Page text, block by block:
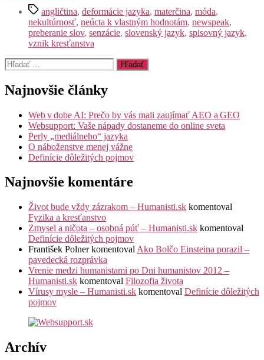
jazyka“
Značkyangličtina, deformácie jazyka, materčina, móda,
nekultúrnosť, neúcta k vlastným hodnotám, newspeak,
preberanie slov, senzácie, slovenský jazyk, spisovný jazyk,
vznik kresťanstva
Vyhľadať:
Najnovšie články
Web v dobe AI: Prečo by vás mali zaujímať AEO a GEO
Websupport: Vaše nápady dostaneme do online sveta
Perly „mediálneho“ jazyka
O náboženstve menej vážne
Definície dôležitých pojmov
Najnovšie komentáre
Život bude vždy zázrakom – Humanisti.sk komentoval
Fyzika a kresťanstvo
Zmysel a ničota – osobná púť – Humanisti.sk komentoval
Definície dôležitých pojmov
František Polnerkomentoval Ako Bolčo Einsteina porazil –
pavedecká rozprávka
Vrenie medzi humanistami po Dni humanistov 2012 –
Humanisti.sk komentoval Filozofia života
Vírusy mysle – Humanisti.sk komentoval Definície dôležitých
pojmov
Archív